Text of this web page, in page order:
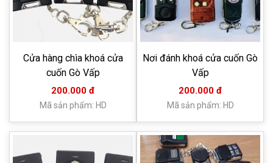
Cửa hàng chìa khoá cửa
cuốn Gò Vấp
200.000 đ
Mã sản phẩm: HD
Nơi đánh khoá cửa cuốn Gò
Vấp
200.000 đ
Mã sản phẩm: HD